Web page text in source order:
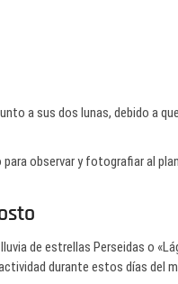
a sus dos lunas, debido a
para observar y fotografiar al
de estrellas Perseidas o
durante estos días del